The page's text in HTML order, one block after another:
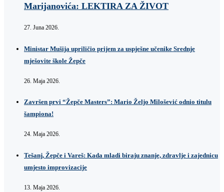
Marijanovića: LEKTIRA ZA ŽIVOT
27. Juna 2026.
Ministar Mušija upriličio prijem za uspješne učenike Srednje
mješovite škole Žepče
26. Maja 2026.
Završen prvi “Žepče Masters”: Mario Željo Milošević odnio titulu
šampiona!
24. Maja 2026.
Tešanj, Žepče i Vareš: Kada mladi biraju znanje, zdravlje i zajednicu
umjesto improvizacije
13. Maja 2026.